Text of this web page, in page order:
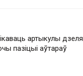
артыкулы дзеля
пазіцыі аўтараў